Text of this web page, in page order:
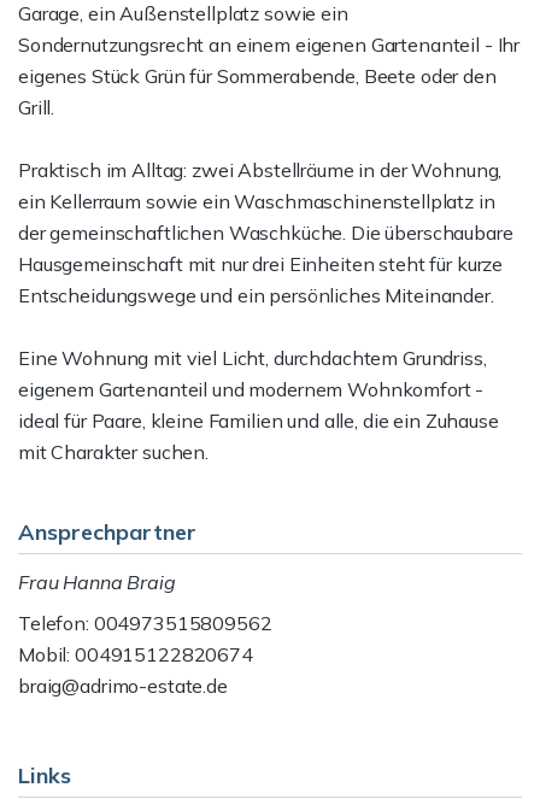
Garage, ein Außenstellplatz sowie ein
Sondernutzungsrecht an einem eigenen Gartenanteil - Ihr
eigenes Stück Grün für Sommerabende, Beete oder den
Grill.
Praktisch im Alltag: zwei Abstellräume in der Wohnung,
ein Kellerraum sowie ein Waschmaschinenstellplatz in
der gemeinschaftlichen Waschküche. Die überschaubare
Hausgemeinschaft mit nur drei Einheiten steht für kurze
Entscheidungswege und ein persönliches Miteinander.
Eine Wohnung mit viel Licht, durchdachtem Grundriss,
eigenem Gartenanteil und modernem Wohnkomfort -
ideal für Paare, kleine Familien und alle, die ein Zuhause
mit Charakter suchen.
Ansprechpartner
Frau Hanna Braig
Telefon: 004973515809562
Mobil: 004915122820674
braig@adrimo-estate.de
Links